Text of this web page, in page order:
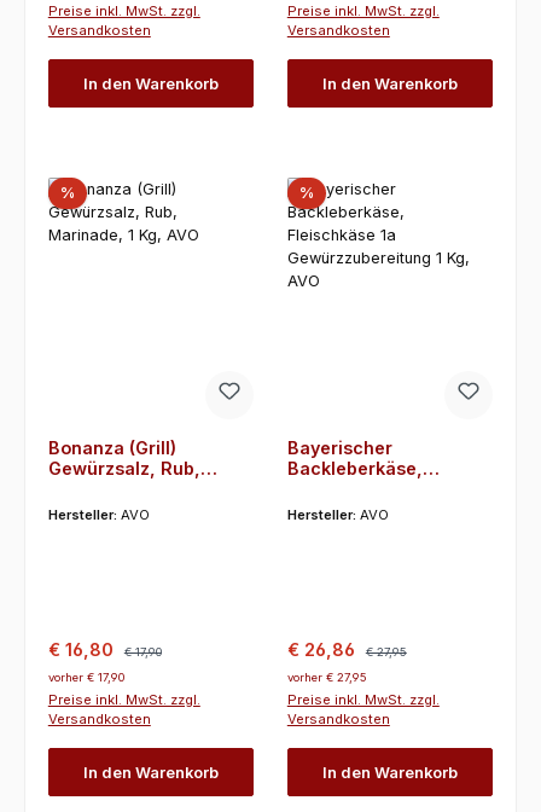
Preise inkl. MwSt. zzgl.
Versandkosten
In den Warenkorb
Preise inkl. MwSt. zzgl.
Versandkosten
In den Warenkorb
%Rabatt
Bonanza (Grill)
Gewürzsalz, Rub,
Hersteller: AVO
Verkaufspreis:
€ 16,80
€ 17,90
vorher € 17,90
Preise inkl. MwSt. zzgl.
Versandkosten
In den Warenkorb
%Rabatt
Bayerischer
Backleberkäse,
Gewürzzubereitung 1
Hersteller: AVO
Verkaufspreis:
€ 26,86
€ 27,95
vorher € 27,95
Preise inkl. MwSt. zzgl.
Versandkosten
In den Warenkorb